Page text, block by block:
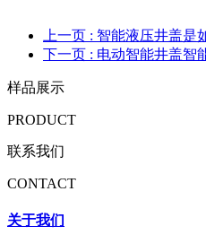
上一页 : 智能液压井盖是
下一页 : 电动智能井盖智
样品展示
PRODUCT
联系我们
CONTACT
关于我们